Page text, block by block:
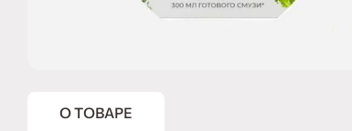
О ТОВАРЕ